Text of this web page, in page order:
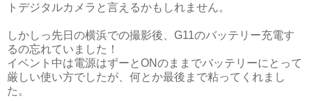
トデジタルカメラと言えるかもしれません。
しかしっ先日の横浜での撮影後、G11のバッテリー充電す
るの忘れていました！
イベント中は電源はずーとONのままでバッテリーにとって
厳しい使い方でしたが、何とか最後まで粘ってくれまし
た。